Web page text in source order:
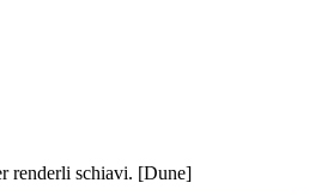
renderli schiavi. [Dune]